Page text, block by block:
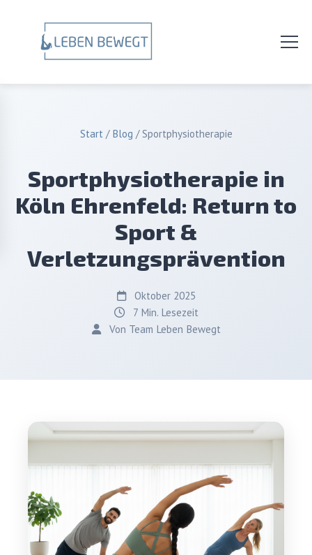
Start/ Blog /Sportphysiotherapie
Sportphysiotherapie in
Köln Ehrenfeld: Return to
Sport &
Verletzungsprävention
Oktober 2025
7 Min. Lesezeit
Von Team Leben Bewegt